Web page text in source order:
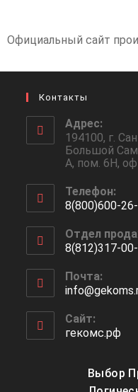
Официальный сайт
Контакты
Адрес:
194100, г.
Большой
А, пом. 6Н,
Телефон:
8(800)600-
Отдел
8(812)317-
Почта:
Сайт:
гекомс.рф
Выбор